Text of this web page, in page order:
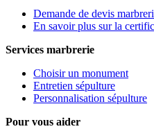
Demande de devis
En savoir plus sur la
Services marbrerie
Choisir un monument
Entretien sépulture
Personnalisation sépulture
Pour vous aider